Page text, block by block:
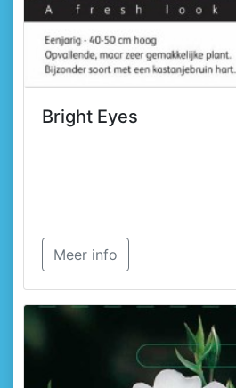
Bright Eyes
Meer info